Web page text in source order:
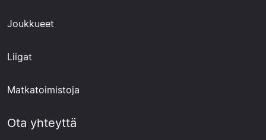
Joukkueet
Liigat
Matkatoimistoja
Ota yhteyttä